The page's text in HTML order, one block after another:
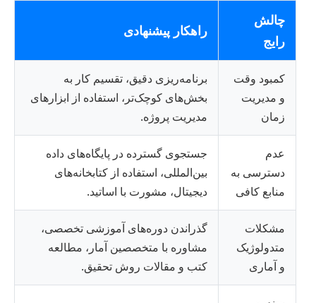
چالش
رایج
راهکار پیشنهادی
کمبود وقت
و مدیریت
زمان
برنامه‌ریزی دقیق، تقسیم کار به
بخش‌های کوچک‌تر، استفاده از ابزارهای
مدیریت پروژه.
عدم
دسترسی به
منابع کافی
جستجوی گسترده در پایگاه‌های داده
بین‌المللی، استفاده از کتابخانه‌های
دیجیتال، مشورت با اساتید.
مشکلات
متدولوژیک
و آماری
گذراندن دوره‌های آموزشی تخصصی،
مشاوره با متخصصین آمار، مطالعه
کتب و مقالات روش تحقیق.